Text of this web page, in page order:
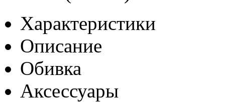
Характеристики
Описание
Обивка
Аксессуары